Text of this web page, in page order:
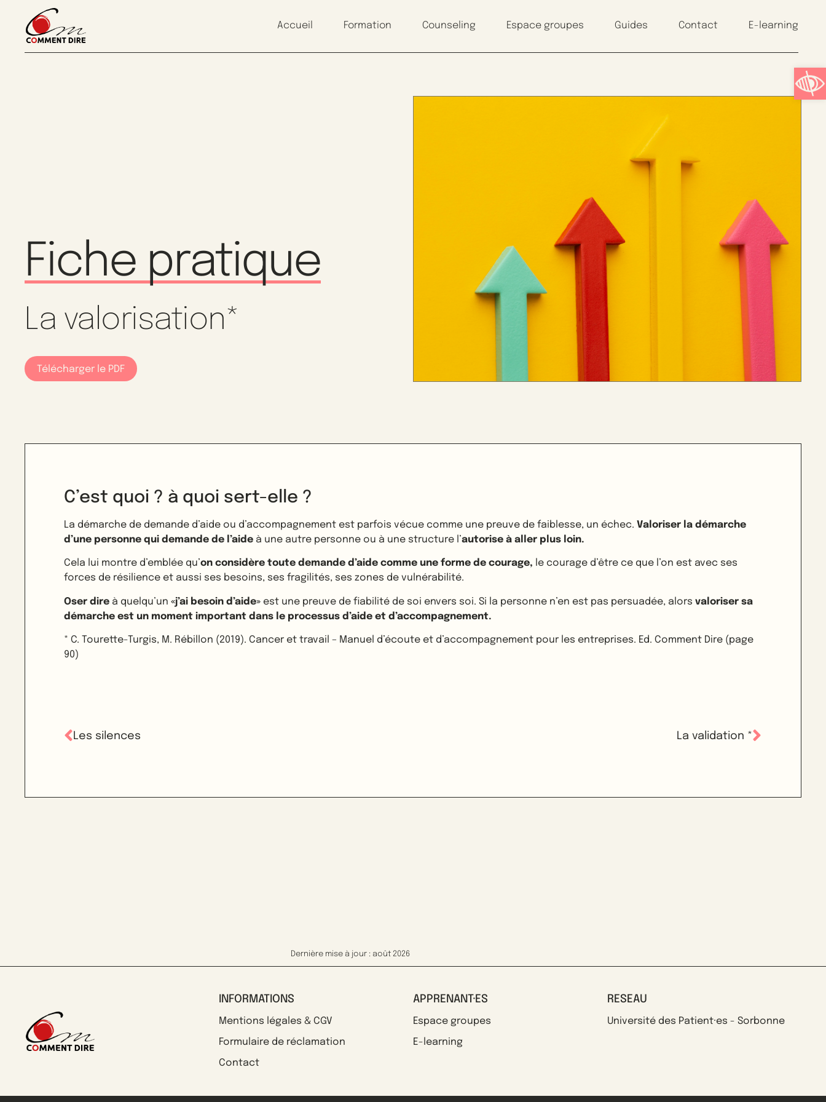
Ouvrir
Accueil Formation Counseling Espace groupes Guides Contact E-learning
Fiche pratique
La valorisation*
Télécharger le PDF
C’est quoi ? à quoi sert-elle ?
La démarche de demande d’aide ou d’accompagnement est parfois vécue comme une preuve de faiblesse, un échec.Valoriser la démarche
d’une personne qui demande de l’aide à une autre personne ou à une structure l’autorise à aller plus loin.
Cela lui montre d’emblée qu’on considère toute demande d’aide comme une forme de courage, le courage d’être ce que l’on est avec ses
forces de résilience et aussi ses besoins, ses fragilités, ses zones de vulnérabilité.
Oser dire à quelqu’un«j’ai besoin d’aide» est une preuve de fiabilité de soi envers soi. Si la personne n’en est pas persuadée, alorsvaloriser sa
démarche est un moment important dans le processus d’aide et d’accompagnement.
* C. Tourette-Turgis, M. Rébillon (2019). Cancer et travail – Manuel d’écoute et d’accompagnement pour les entreprises. Ed. Comment Dire (page
90)
Les silences La validation *
Dernière mise à jour : août 2026
INFORMATIONS
Mentions légales & CGV
Formulaire de réclamation
Contact
APPRENANT·ES
Espace groupes
E-learning
RESEAU
Université des Patient·es - Sorbonne